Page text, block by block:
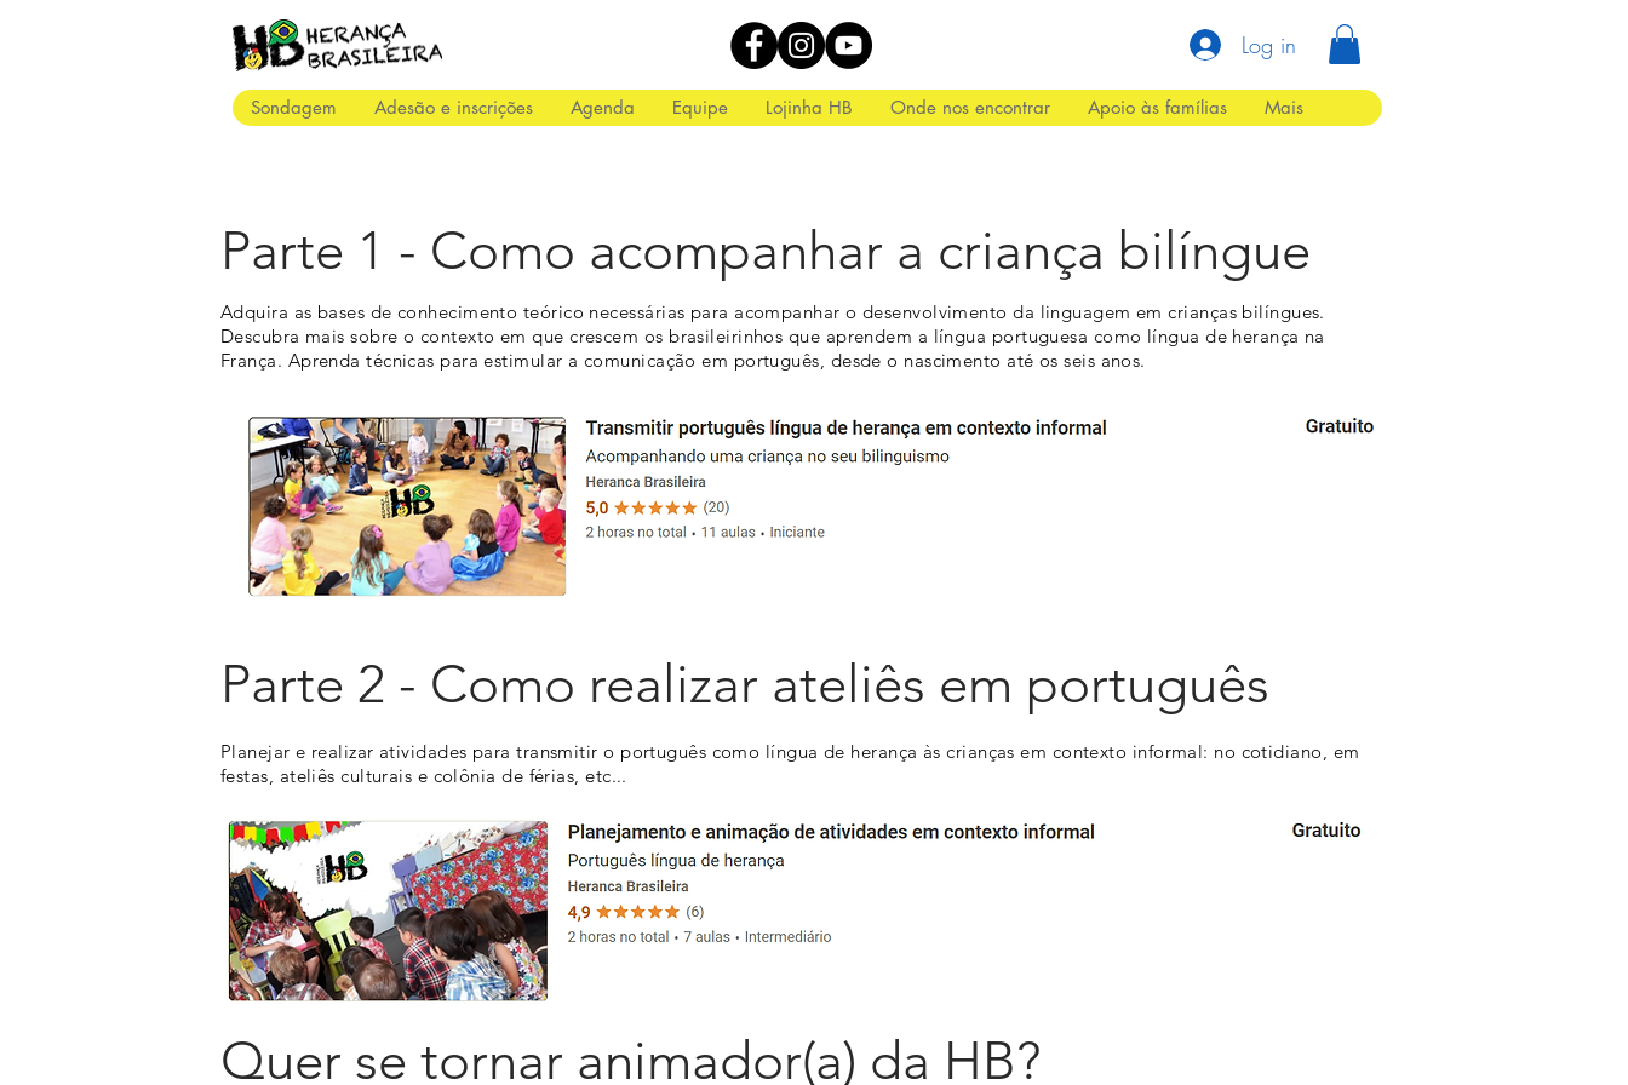
Log in
Sondagem Adesão e inscrições Agenda Equipe Lojinha HB Onde nos encontrar Apoio às famílias Mais
Parte 1 - Como acompanhar a criança bilíngue
Adquira as bases de conhecimento teórico necessárias para acompanhar o desenvolvimento da linguagem em crianças bilíngues.
Descubra mais sobre o contexto em que crescem os brasileirinhos que aprendem a língua portuguesa como língua de herança na
França. Aprenda técnicas para estimular a comunicação em português, desde o nascimento até os seis anos.
Parte 2 - Como realizar ateliês em português
Planejar e realizar atividades para transmitir o português como língua de herança às crianças em contexto informal: no cotidiano, em
festas, ateliês culturais e colônia de férias, etc...
Quer se tornar animador(a) da HB?